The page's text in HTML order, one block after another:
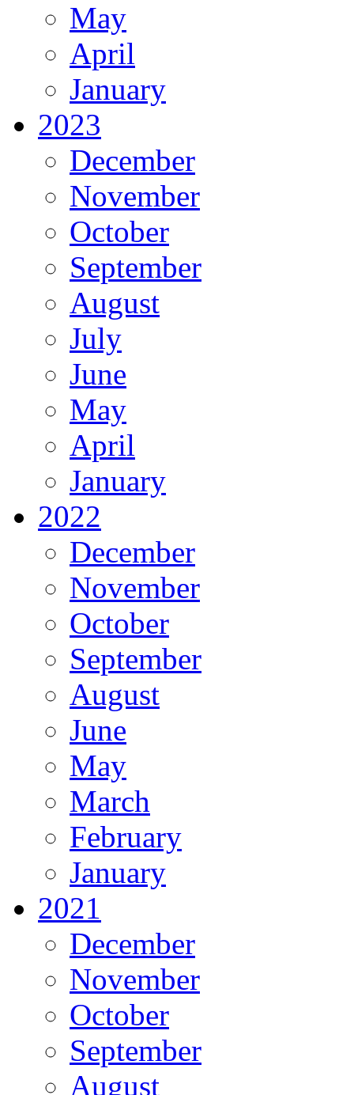
May
April
January
2023
December
November
October
September
August
July
June
May
April
January
2022
December
November
October
September
August
June
May
March
February
January
2021
December
November
October
September
August